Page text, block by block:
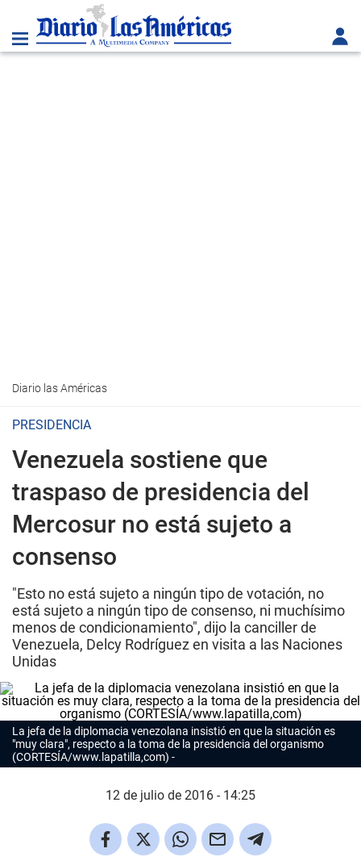
Diario las Américas
PRESIDENCIA
Venezuela sostiene que
traspaso de presidencia del
Mercosur no está sujeto a
consenso
"Esto no está sujeto a ningún tipo de votación, no
está sujeto a ningún tipo de consenso, ni muchísimo
menos de condicionamiento", dijo la canciller de
Venezuela, Delcy Rodríguez en visita a las Naciones
Unidas
La jefa de la diplomacia venezolana insistió en que la situación es
"muy clara", respecto a la toma de la presidencia del organismo
(CORTESÍA/www.lapatilla,com)
12 de julio de 2016 - 14:25